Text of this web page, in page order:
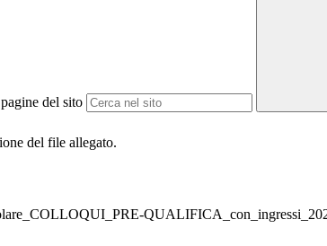
del sito
del file allegato.